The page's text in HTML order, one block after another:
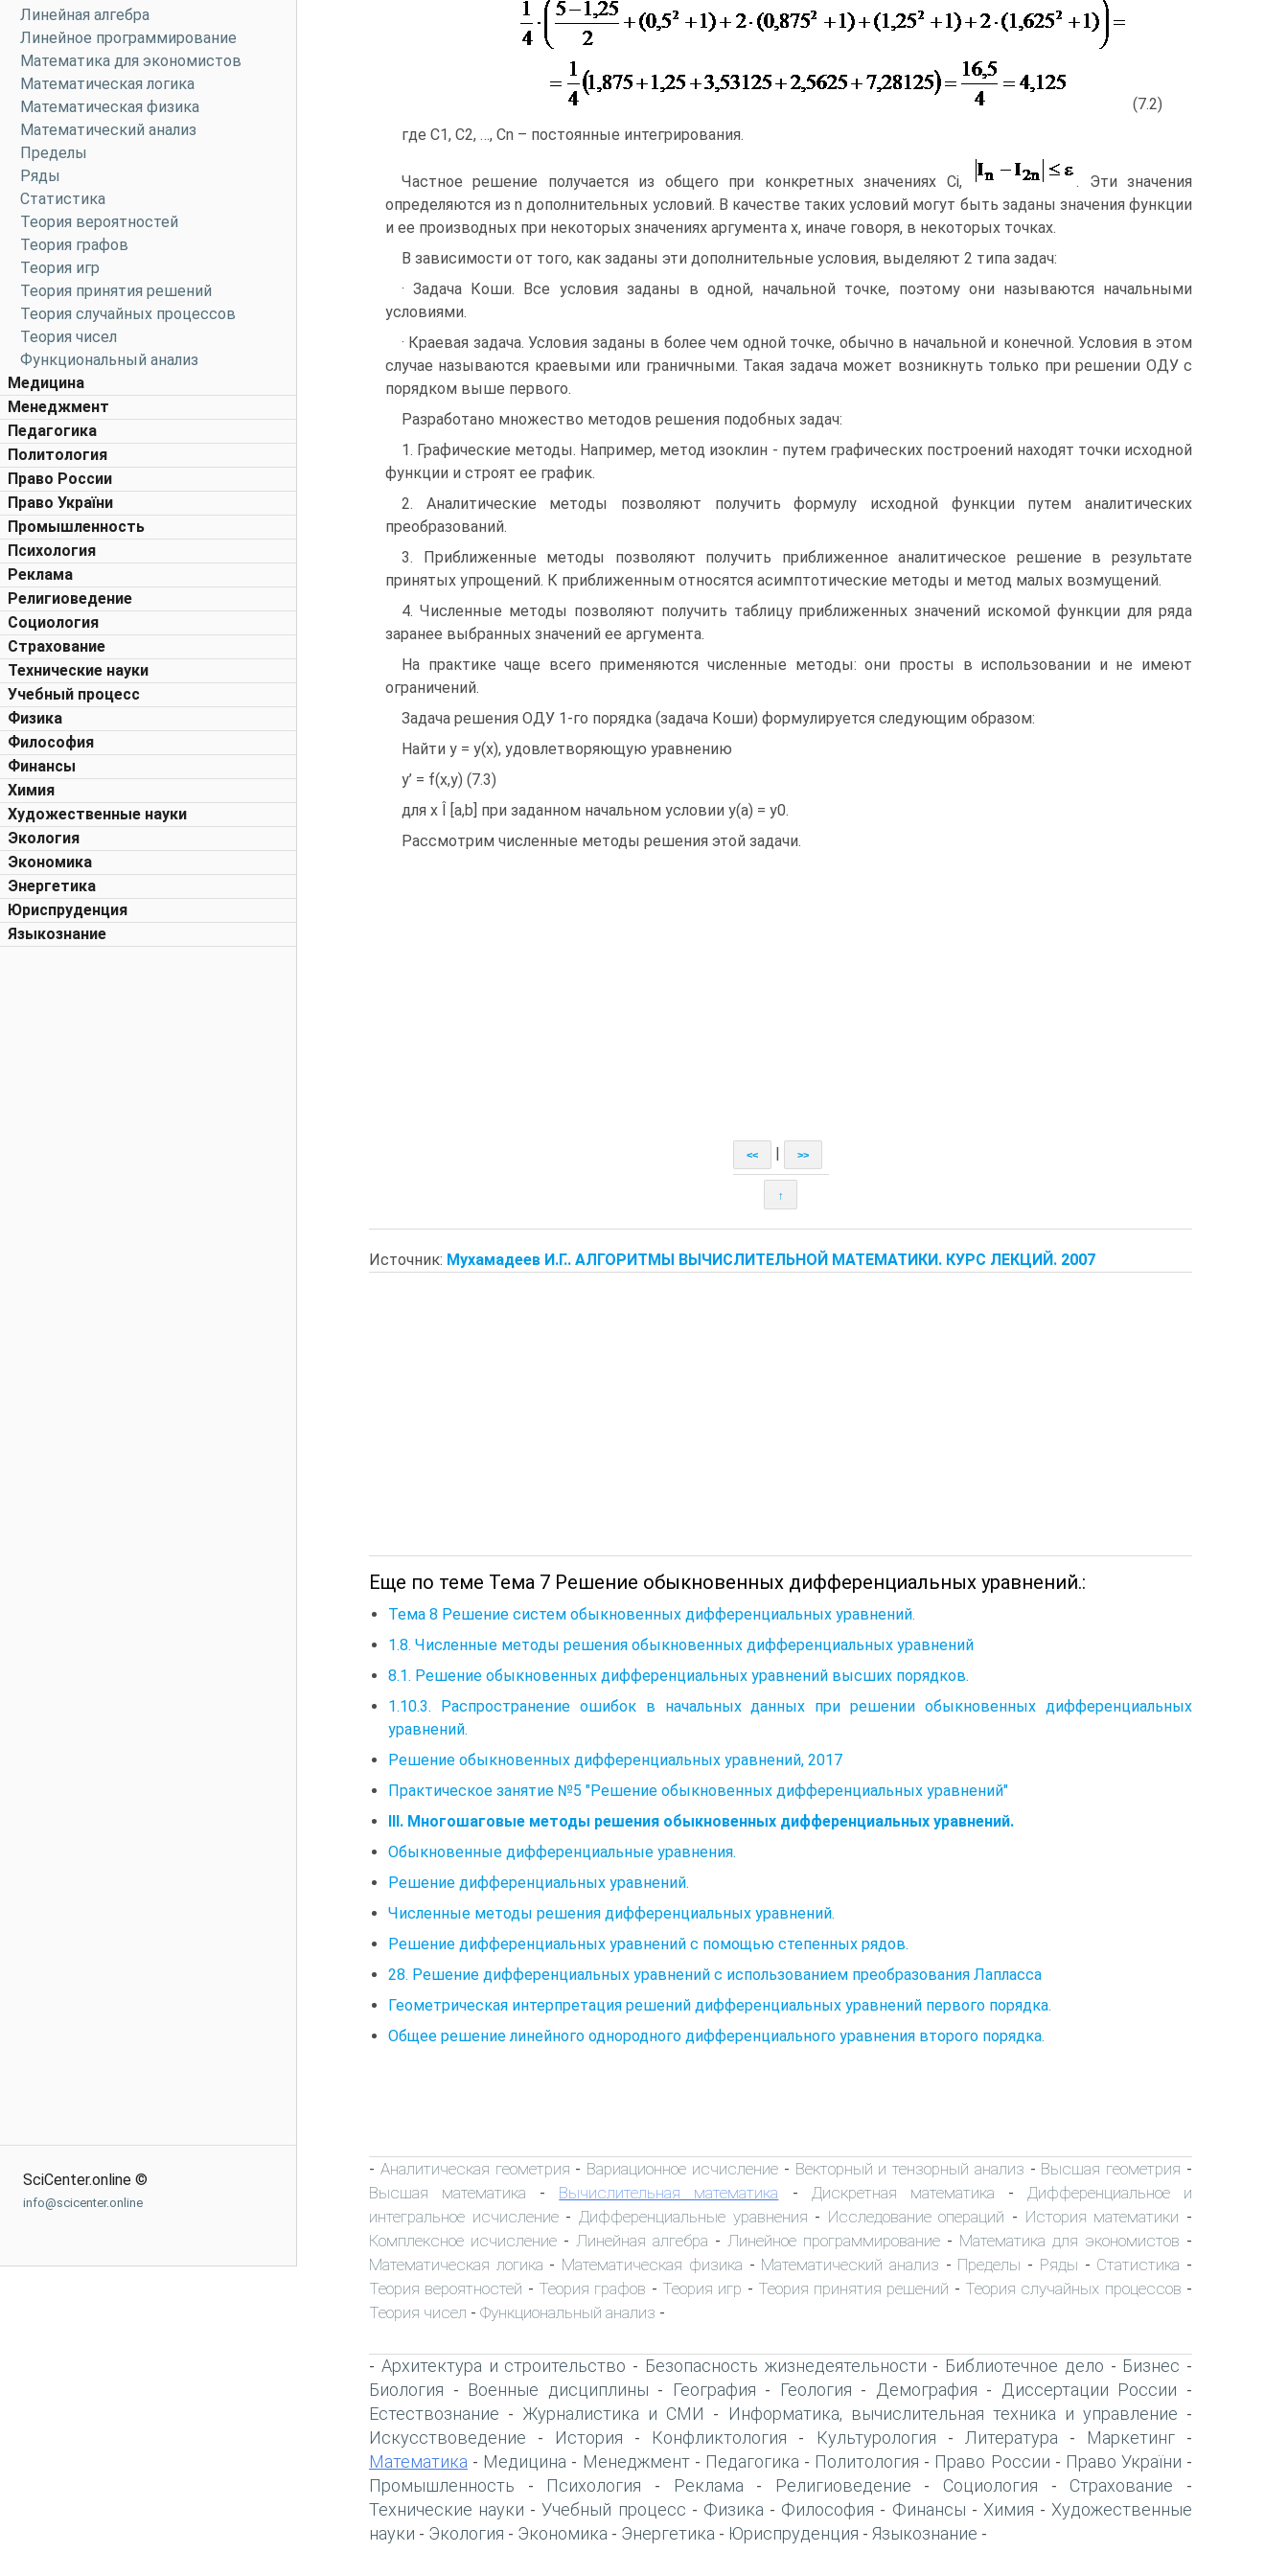
Линейная алгебра
Линейное программирование
Математика для экономистов
Математическая логика
Математическая физика
Математический анализ
Пределы
Ряды
Статистика
Теория вероятностей
Теория графов
Теория игр
Теория принятия решений
Теория случайных процессов
Теория чисел
Функциональный анализ
Медицина
Менеджмент
Педагогика
Политология
Право России
Право України
Промышленность
Психология
Реклама
Религиоведение
Социология
Страхование
Технические науки
Учебный процесс
Физика
Философия
Финансы
Химия
Художественные науки
Экология
Экономика
Энергетика
Юриспруденция
Языкознание
SciCenter.online ©
info@scicenter.online
(7.2)
где C1, C2, …, Cn – постоянные интегрирования.
Частное решение получается из общего при конкретных значениях Ci,
. Эти значения
определяются из n дополнительных условий. В качестве таких условий могут быть заданы значения функции
и ее производных при некоторых значениях аргумента x, иначе говоря, в некоторых точках.
В зависимости от того, как заданы эти дополнительные условия, выделяют 2 типа задач:
· Задача Коши. Все условия заданы в одной, начальной точке, поэтому они называются начальными
условиями.
· Краевая задача. Условия заданы в более чем одной точке, обычно в начальной и конечной. Условия в этом
случае называются краевыми или граничными. Такая задача может возникнуть только при решении ОДУ с
порядком выше первого.
Разработано множество методов решения подобных задач:
1. Графические методы. Например, метод изоклин - путем графических построений находят точки исходной
функции и строят ее график.
2. Аналитические методы позволяют получить формулу исходной функции путем аналитических
преобразований.
3. Приближенные методы позволяют получить приближенное аналитическое решение в результате
принятых упрощений. К приближенным относятся асимптотические методы и метод малых возмущений.
4. Численные методы позволяют получить таблицу приближенных значений искомой функции для ряда
заранее выбранных значений ее аргумента.
На практике чаще всего применяются численные методы: они просты в использовании и не имеют
ограничений.
Задача решения ОДУ 1-го порядка (задача Коши) формулируется следующим образом:
Найти y = y(x), удовлетворяющую уравнению
y’ = f(x,y) (7.3)
для x Î [a,b] при заданном начальном условии y(a) = y0.
Рассмотрим численные методы решения этой задачи.
<< >>
↑
Источник: Мухамадеев И.Г.. АЛГОРИТМЫ ВЫЧИСЛИТЕЛЬНОЙ МАТЕМАТИКИ. КУРС ЛЕКЦИЙ. 2007
Еще по теме Тема 7 Решение обыкновенных дифференциальных уравнений.:
Тема 8 Решение систем обыкновенных дифференциальных уравнений.
1.8. Численные методы решения обыкновенных дифференциальных уравнений
8.1. Решение обыкновенных дифференциальных уравнений высших порядков.
1.10.3. Распространение ошибок в начальных данных при решении обыкновенных дифференциальных
уравнений.
Решение обыкновенных дифференциальных уравнений, 2017
Практическое занятие №5 "Решение обыкновенных дифференциальных уравнений"
III. Многошаговые методы решения обыкновенных дифференциальных уравнений.
Обыкновенные дифференциальные уравнения.
Решение дифференциальных уравнений.
Численные методы решения дифференциальных уравнений.
Решение дифференциальных уравнений с помощью степенных рядов.
28. Решение дифференциальных уравнений с использованием преобразования Лапласса
Геометрическая интерпретация решений дифференциальных уравнений первого порядка.
Общее решение линейного однородного дифференциального уравнения второго порядка.
- Аналитическая геометрия - Вариационное исчисление- Векторный и тензорный анализ - Высшая геометрия -
Высшая математика - Вычислительная математика - Дискретная математика - Дифференциальное и
интегральное исчисление- Дифференциальные уравнения - Исследование операций - История математики -
Комплексное исчисление - Линейная алгебра - Линейное программирование - Математика для экономистов -
Математическая логика - Математическая физика - Математический анализ - Пределы - Ряды - Статистика -
Теория вероятностей - Теория графов - Теория игр - Теория принятия решений - Теория случайных процессов -
Теория чисел - Функциональный анализ -
- Архитектура и строительство - Безопасность жизнедеятельности - Библиотечное дело - Бизнес -
Биология - Военные дисциплины - География - Геология - Демография - Диссертации России -
Естествознание - Журналистика и СМИ - Информатика, вычислительная техника и управление -
Искусствоведение - История - Конфликтология - Культурология - Литература - Маркетинг-
Математика - Медицина - Менеджмент- Педагогика - Политология - Право России - Право України -
Промышленность - Психология - Реклама - Религиоведение - Социология - Страхование -
Технические науки -Учебный процесс - Физика - Философия - Финансы - Химия - Художественные
науки - Экология - Экономика - Энергетика - Юриспруденция - Языкознание -